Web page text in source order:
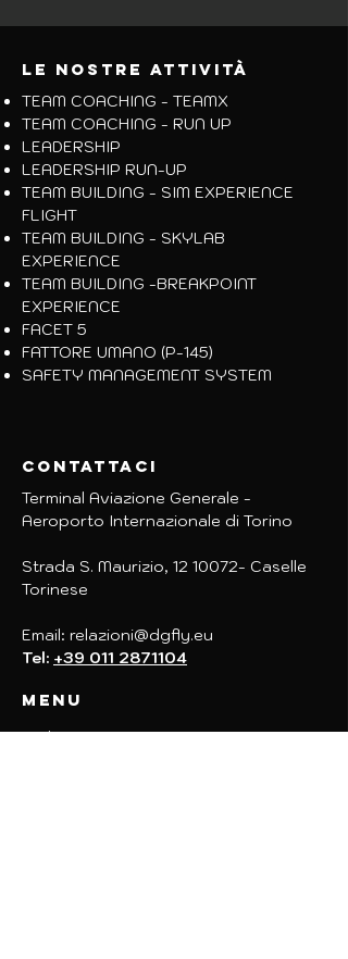
LE NOSTRE attivitÀ
TEAM COACHING - TEAMX
TEAM COACHING - RUN UP
LEADERSHIP
LEADERSHIP RUN-UP
TEAM BUILDING - SIM EXPERIENCE
FLIGHT
TEAM BUILDING - SKYLAB
EXPERIENCE
TEAM BUILDING -BREAKPOINT
EXPERIENCE
FACET 5
FATTORE UMANO (P-145)
SAFETY MANAGEMENT SYSTEM
contattaci
Terminal Aviazione Generale -
Aeroporto Internazionale di Torino
Strada S. Maurizio, 12 10072- Caselle
Torinese
Email: relazioni@dgfly.eu
Tel: +39 011 2871104
Menu
Chi siamo